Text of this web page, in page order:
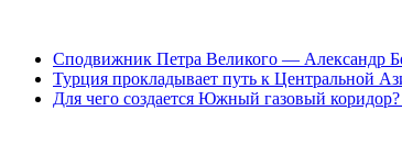
Сподвижник Петра Великого — Александр
Турция прокладывает путь к Центральной
Для чего создается Южный газовый